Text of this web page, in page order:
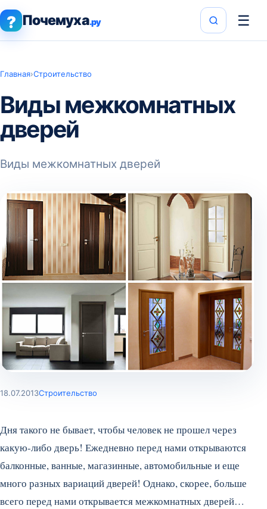
? Почемуха.ру ☰
Главная›Строительство
Виды межкомнатных
дверей
Виды межкомнатных дверей
18.07.2013Строительство
Дня такого не бывает, чтобы человек не прошел через
какую-либо дверь! Ежедневно перед нами открываются
балконные, ванные, магазинные, автомобильные и еще
много разных вариаций дверей! Однако, скорее, больше
всего перед нами открывается межкомнатных дверей…